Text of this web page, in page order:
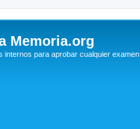
Memoria.org
internos para aprobar cualquier examen